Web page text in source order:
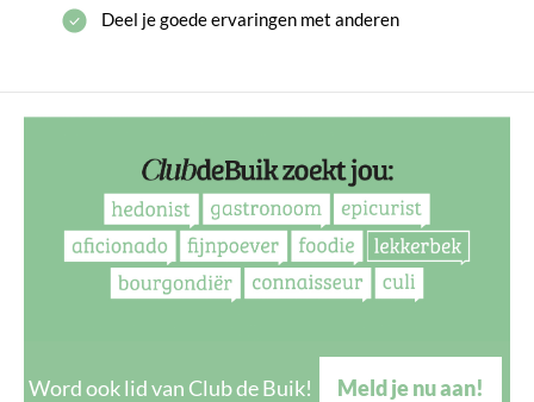
Deel je goede ervaringen met anderen
Word ook lid van Club de Buik! Meld je nu aan!